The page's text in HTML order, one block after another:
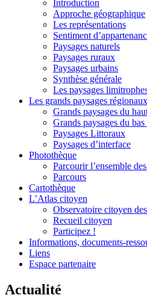
Introduction
Approche géographique
Les représentations
Sentiment
Paysages naturels
Paysages ruraux
Paysages urbains
Synthèse générale
Les paysages
Les grands paysages régionaux
Grands paysages du
Grands paysages du bas
Paysages Littoraux
Paysages d’interface
Photothèque
Parcourir l’ensemble
Parcours
Cartothèque
L’Atlas citoyen
Observatoire citoyen
Recueil citoyen
Participez !
Informations, documents-
Liens
Espace partenaire
Actualité